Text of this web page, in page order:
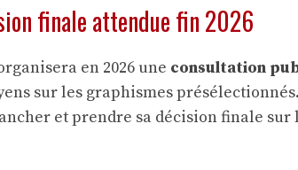
finale attendue fin 2026
en 2026 une consultation
sur les graphismes
et prendre sa décision finale sur